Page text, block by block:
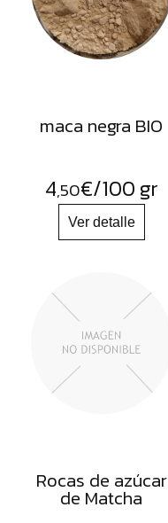
FRUTOS
SECOS
SAL
HARINAS
FLORES
PRODUCTOS
ACCESORIOS
DESHIDRATADOS
maca negra BIO
4,50€/100 gr
Rocas de azúcar
de Matcha